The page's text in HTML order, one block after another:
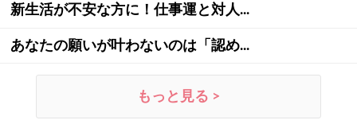
新生活が不安な方に！仕事運と対人...
あなたの願いが叶わないのは「認め...
もっと見る >